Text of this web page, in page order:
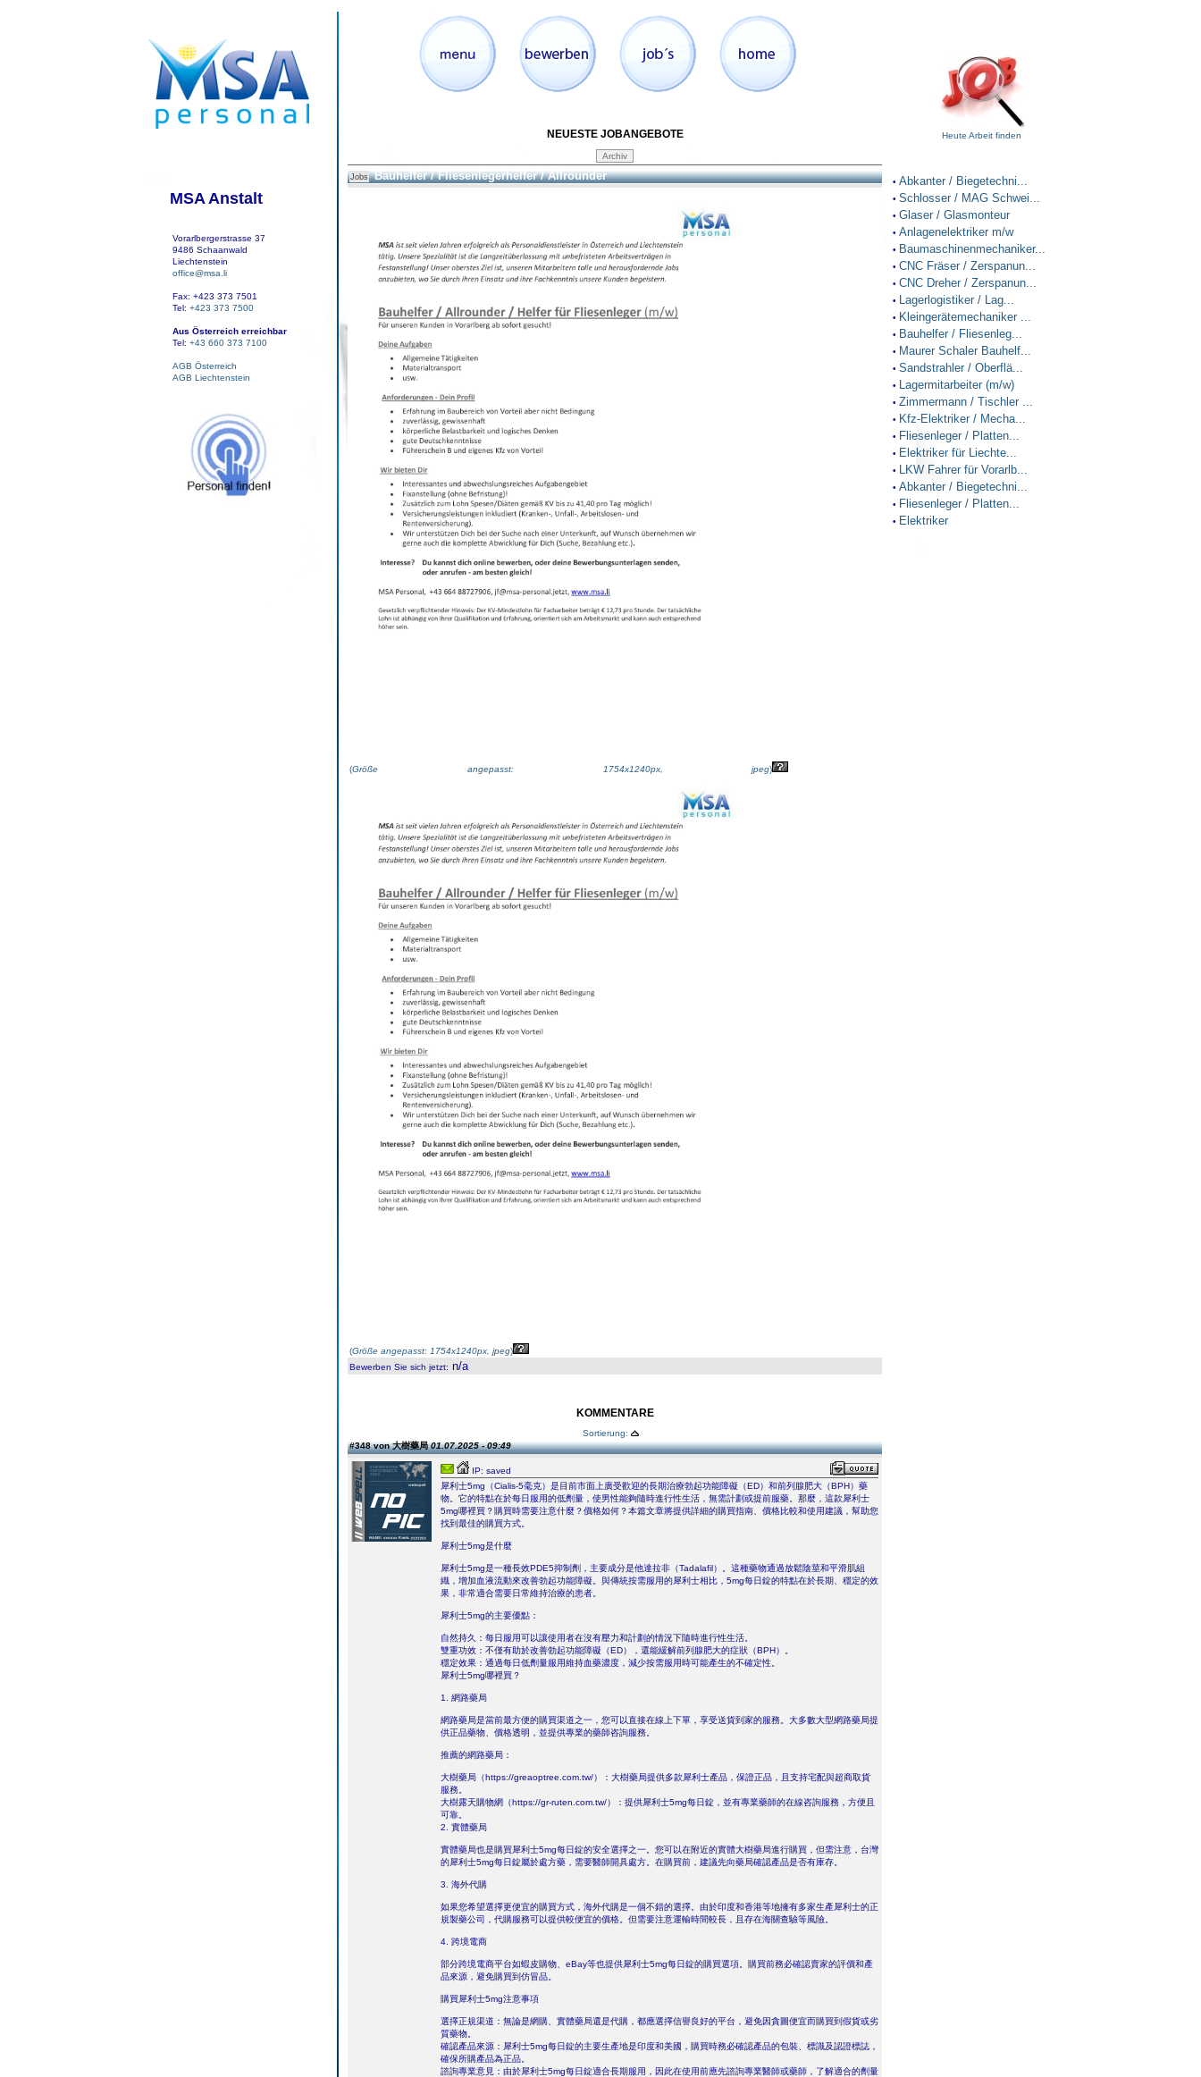
MSA Anstalt
Vorarlbergerstrasse 37
9486 Schaanwald
Liechtenstein
office@msa.li
Fax: +423 373 7501
Tel: +423 373 7500
Aus Österreich erreichbar
Tel: +43 660 373 7100
AGB Österreich
AGB Liechtenstein
NEUESTE JOBANGEBOTE
Jobs Bauhelfer / Fliesenlegerhelfer / Allrounder
(Größe angepasst: 1754x1240px, jpeg)
(Größe angepasst: 1754x1240px, jpeg)
Bewerben Sie sich jetzt: n/a
KOMMENTARE
Sortierung:
#348 von 大樹藥局01.07.2025 - 09:49
IP: saved
犀利士5mg（Cialis-5毫克）是目前市面上廣受歡迎的長期治療勃起功能障礙（ED）和前列腺肥大（BPH）藥
物。它的特點在於每日服用的低劑量，使男性能夠隨時進行性生活，無需計劃或提前服藥。那麼，這款犀利士
5mg哪裡買？購買時需要注意什麼？價格如何？本篇文章將提供詳細的購買指南、價格比較和使用建議，幫助您
找到最佳的購買方式。
犀利士5mg是什麼
犀利士5mg是一種長效PDE5抑制劑，主要成分是他達拉非（Tadalafil）。這種藥物通過放鬆陰莖和平滑肌組
織，增加血液流動來改善勃起功能障礙。與傳統按需服用的犀利士相比，5mg每日錠的特點在於長期、穩定的效
果，非常適合需要日常維持治療的患者。
犀利士5mg的主要優點：
自然持久：每日服用可以讓使用者在沒有壓力和計劃的情況下隨時進行性生活。
雙重功效：不僅有助於改善勃起功能障礙（ED），還能緩解前列腺肥大的症狀（BPH）。
穩定效果：通過每日低劑量服用維持血藥濃度，減少按需服用時可能產生的不確定性。
犀利士5mg哪裡買？
1. 網路藥局
網路藥局是當前最方便的購買渠道之一，您可以直接在線上下單，享受送貨到家的服務。大多數大型網路藥局提
供正品藥物、價格透明，並提供專業的藥師咨詢服務。
推薦的網路藥局：
大樹藥局（https://greaoptree.com.tw/）：大樹藥局提供多款犀利士產品，保證正品，且支持宅配與超商取貨
服務。
大樹露天購物網（https://gr-ruten.com.tw/）：提供犀利士5mg每日錠，並有專業藥師的在線咨詢服務，方便且
可靠。
2. 實體藥局
實體藥局也是購買犀利士5mg每日錠的安全選擇之一。您可以在附近的實體大樹藥局進行購買，但需注意，台灣
的犀利士5mg每日錠屬於處方藥，需要醫師開具處方。在購買前，建議先向藥局確認產品是否有庫存。
3. 海外代購
如果您希望選擇更便宜的購買方式，海外代購是一個不錯的選擇。由於印度和香港等地擁有多家生產犀利士的正
規製藥公司，代購服務可以提供較便宜的價格。但需要注意運輸時間較長，且存在海關查驗等風險。
4. 跨境電商
部分跨境電商平台如蝦皮購物、eBay等也提供犀利士5mg每日錠的購買選項。購買前務必確認賣家的評價和產
品來源，避免購買到仿冒品。
購買犀利士5mg注意事項
選擇正規渠道：無論是網購、實體藥局還是代購，都應選擇信譽良好的平台，避免因貪圖便宜而購買到假貨或劣
質藥物。
確認產品來源：犀利士5mg每日錠的主要生產地是印度和美國，購買時務必確認產品的包裝、標識及認證標誌，
確保所購產品為正品。
諮詢專業意見：由於犀利士5mg每日錠適合長期服用，因此在使用前應先諮詢專業醫師或藥師，了解適合的劑量
Heute Arbeit finden
• Abkanter / Biegetechni...
• Schlosser / MAG Schwei...
• Glaser / Glasmonteur
• Anlagenelektriker m/w
• Baumaschinenmechaniker...
• CNC Fräser / Zerspanun...
• CNC Dreher / Zerspanun...
• Lagerlogistiker / Lag...
• Kleingerätemechaniker ...
• Bauhelfer / Fliesenleg...
• Maurer Schaler Bauhelf...
• Sandstrahler / Oberflä...
• Lagermitarbeiter (m/w)
• Zimmermann / Tischler ...
• Kfz-Elektriker / Mecha...
• Fliesenleger / Platten...
• Elektriker für Liechte...
• LKW Fahrer für Vorarlb...
• Abkanter / Biegetechni...
• Fliesenleger / Platten...
• Elektriker